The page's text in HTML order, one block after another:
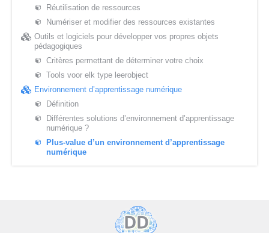
Réutilisation de ressources
Numériser et modifier des ressources existantes
Outils et logiciels pour développer vos propres objets
pédagogiques
Critères permettant de déterminer votre choix
Tools voor elk type leerobject
Environnement d’apprentissage numérique
Définition
Différentes solutions d’environnement d’apprentissage
numérique ?
Plus-value d’un environnement d’apprentissage
numérique